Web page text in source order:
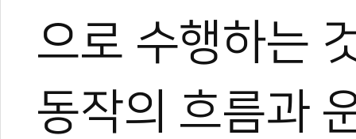
으로 수행하는
동작의 흐름과